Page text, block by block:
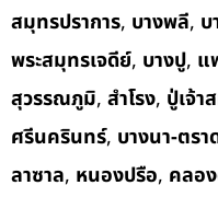
สมุทรปราการ, บางพลี, บ
พระสมุทรเจดีย์, บางปู, แ
สุวรรณภูมิ, สำโรง, ปู่เจ้า
ศรีนครินทร์, บางนา-ตรา
ลาซาล, หนองปรือ, คลอ